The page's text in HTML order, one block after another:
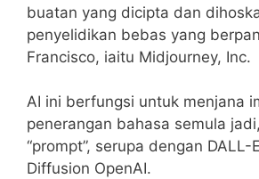
buatan yang dicipta dan
penyelidikan bebas yang
Francisco, iaitu Midjourney, Inc.
AI ini berfungsi untuk menjana
penerangan bahasa semula
“prompt”, serupa dengan DALL-
Diffusion OpenAI.